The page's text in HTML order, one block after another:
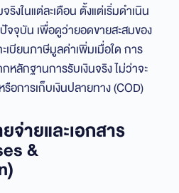
งในแต่ละเดือน ตั้งแต่เริ่มดำเนิน
จุบัน เพื่อดูว่ายอดขายสะสมของ
บียนภาษีมูลค่าเพิ่มเมื่อใด การ
หลักฐานการรับเงินจริง ไม่ว่าจะ
อการเก็บเงินปลายทาง (COD)
จ่ายและเอกสาร
&